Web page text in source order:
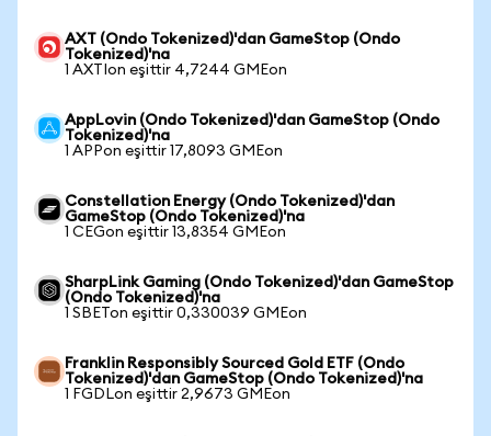
AXT (Ondo Tokenized)'dan GameStop (Ondo
Tokenized)'na
1 AXTIon eşittir 4,7244 GMEon
AppLovin (Ondo Tokenized)'dan GameStop (Ondo
Tokenized)'na
1 APPon eşittir 17,8093 GMEon
Constellation Energy (Ondo Tokenized)'dan
GameStop (Ondo Tokenized)'na
1 CEGon eşittir 13,8354 GMEon
SharpLink Gaming (Ondo Tokenized)'dan GameStop
(Ondo Tokenized)'na
1 SBETon eşittir 0,330039 GMEon
Franklin Responsibly Sourced Gold ETF (Ondo
Tokenized)'dan GameStop (Ondo Tokenized)'na
1 FGDLon eşittir 2,9673 GMEon